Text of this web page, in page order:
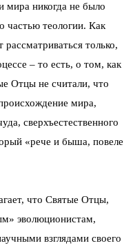
мира никогда не было
частью теологии. Как
только,
– то есть, о том, как
Отцы не считали, что
мира,
сверхъестественного
«рече и быша, повеле
что Святые Отцы,
эволюционистам,
взглядами своего